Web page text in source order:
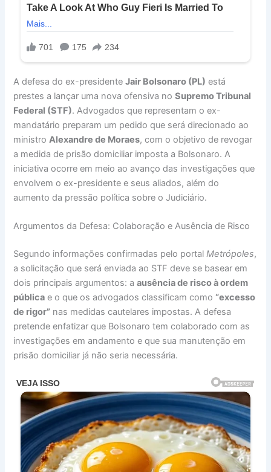
A defesa do ex-presidenteJair Bolsonaro (PL) está
prestes a lançar uma nova ofensiva noSupremo Tribunal
Federal (STF). Advogados que representam o ex-
mandatário preparam um pedido que será direcionado ao
ministroAlexandre de Moraes, com o objetivo de revogar
a medida de prisão domiciliar imposta a Bolsonaro. A
iniciativa ocorre em meio ao avanço das investigações que
envolvem o ex-presidente e seus aliados, além do
aumento da pressão política sobre o Judiciário.
Argumentos da Defesa: Colaboração e Ausência de Risco
Segundo informações confirmadas pelo portalMetrópoles,
a solicitação que será enviada ao STF deve se basear em
dois principais argumentos: aausência de risco à ordem
pública e o que os advogados classificam como “excesso
de rigor” nas medidas cautelares impostas. A defesa
pretende enfatizar que Bolsonaro tem colaborado com as
investigações em andamento e que sua manutenção em
prisão domiciliar já não seria necessária.